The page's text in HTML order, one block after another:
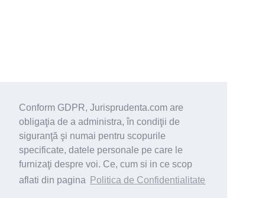
Conform GDPR, Jurisprudenta.com are
obligaţia de a administra, în condiţii de
siguranţă şi numai pentru scopurile
specificate, datele personale pe care le
furnizaţi despre voi. Ce, cum si in ce scop
aflati din pagina
Politica de Confidentialitate